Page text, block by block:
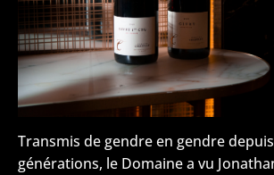
Transmis de gendre en gendre
générations, le Domaine a vu